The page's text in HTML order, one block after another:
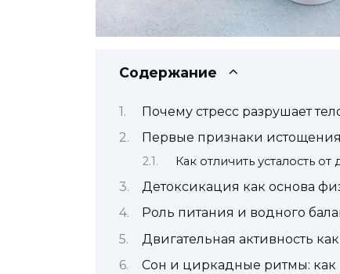
Содержание
Почему стресс разрушает
Первые признаки
Как отличить усталость
Детоксикация как основа
Роль питания и водного
Двигательная активность
Сон и циркадные ритмы: как